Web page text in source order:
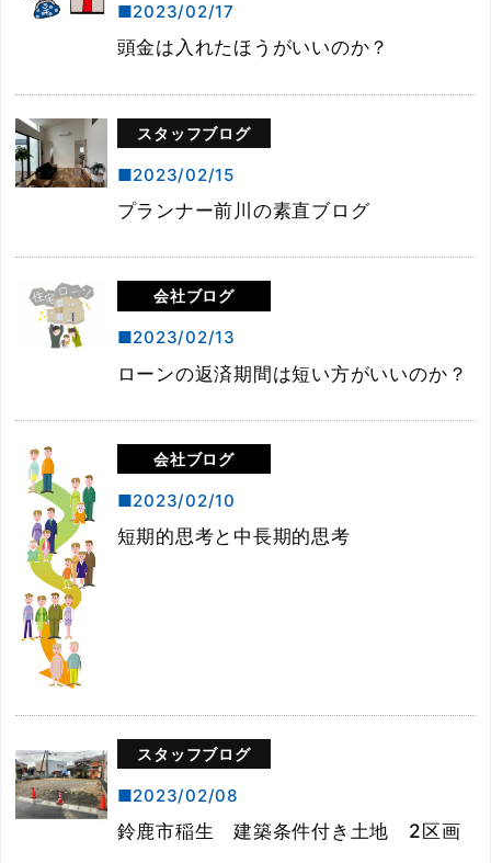
2023/02/17
頭金は入れたほうがいいのか？
スタッフブログ
2023/02/15
プランナー前川の素直ブログ
会社ブログ
2023/02/13
ローンの返済期間は短い方がいいのか？
会社ブログ
2023/02/10
短期的思考と中長期的思考
スタッフブログ
2023/02/08
鈴鹿市稲生 建築条件付き土地 2区画